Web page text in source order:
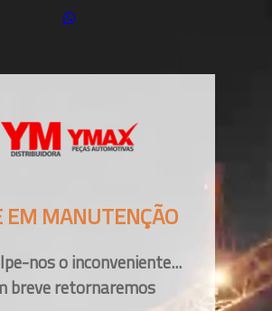
EM MANUTENÇÃO
nos o inconveniente...
breve retornaremos